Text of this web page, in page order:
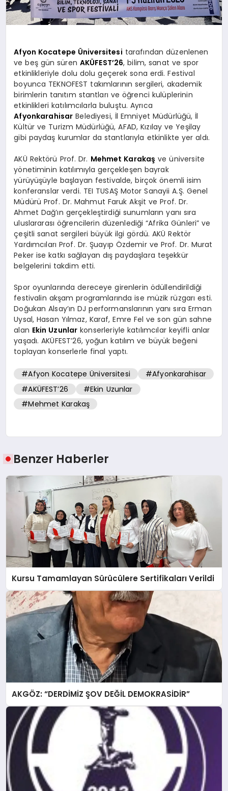
YAŞAM
Afyon Kocatepe Üniversitesi tarafından düzenlenen
ve beş gün süren AKÜFEST’26, bilim, sanat ve spor
etkinlikleriyle dolu dolu geçerek sona erdi. Festival
boyunca TEKNOFEST takımlarının sergileri, akademik
birimlerin tanıtım stantları ve öğrenci kulüplerinin
etkinlikleri katılımcılarla buluştu. Ayrıca
Afyonkarahisar Belediyesi, İl Emniyet Müdürlüğü, İl
Kültür ve Turizm Müdürlüğü, AFAD, Kızılay ve Yeşilay
gibi paydaş kurumlar da stantlarıyla etkinlikte yer aldı.
AKÜ Rektörü Prof. Dr. Mehmet Karakaş ve üniversite
yönetiminin katılımıyla gerçekleşen bayrak
yürüyüşüyle başlayan festivalde, birçok önemli isim
konferanslar verdi. TEI TUSAŞ Motor Sanayii A.Ş. Genel
Müdürü Prof. Dr. Mahmut Faruk Akşit ve Prof. Dr.
Ahmet Dağ’ın gerçekleştirdiği sunumların yanı sıra
uluslararası öğrencilerin düzenlediği “Afrika Günleri” ve
çeşitli sanat sergileri büyük ilgi gördü. AKÜ Rektör
Yardımcıları Prof. Dr. Şuayıp Özdemir ve Prof. Dr. Murat
Peker ise katkı sağlayan dış paydaşlara teşekkür
belgelerini takdim etti.
Spor oyunlarında dereceye girenlerin ödüllendirildiği
festivalin akşam programlarında ise müzik rüzgarı esti.
Doğukan Alsay’ın DJ performanslarının yanı sıra Erman
Uysal, Hasan Yılmaz, Karaf, Emre Fel ve son gün sahne
alan Ekin Uzunlar konserleriyle katılımcılar keyifli anlar
yaşadı. AKÜFEST’26, yoğun katılım ve büyük beğeni
toplayan konserlerle final yaptı.
#Afyon Kocatepe Üniversitesi
#Afyonkarahisar
#AKÜFEST’26
#Ekin Uzunlar
#Mehmet Karakaş
Benzer Haberler
Kursu Tamamlayan Sürücülere Sertifikaları Verildi
AKGÖZ: “DERDİMİZ ŞOV DEĞİL DEMOKRASİDİR”